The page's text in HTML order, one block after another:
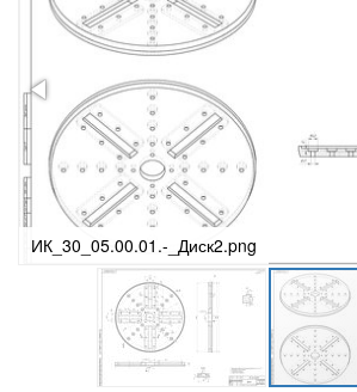
ИК_30_05.00.01.-_Диск1.png